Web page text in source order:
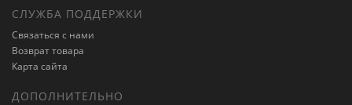
СЛУЖБА ПОДДЕРЖКИ
Связаться с нами
Возврат товара
Карта сайта
ДОПОЛНИТЕЛЬНО